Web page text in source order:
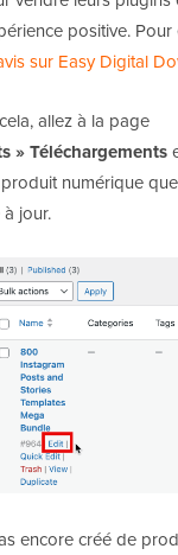
positive. Pour
sur Easy Digital
allez à la page
» Téléchargements
numérique
jour.
encore créé de